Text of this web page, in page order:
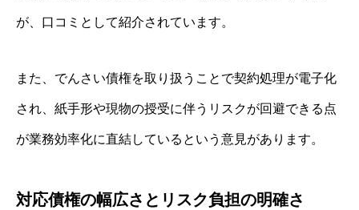
が、口コミとして紹介されています。
また、でんさい債権を取り扱うことで契約処理が電子化
され、紙手形や現物の授受に伴うリスクが回避できる点
が業務効率化に直結しているという意見があります。
対応債権の幅広さとリスク負担の明確さ